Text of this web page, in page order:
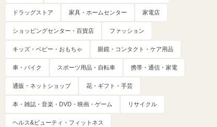
ドラッグストア 家具・ホームセンター 家電店
ショッピングセンター・百貨店 ファッション
キッズ・ベビー・おもちゃ 眼鏡・コンタクト・ケア用品
車・バイク スポーツ用品・自転車 携帯・通信・家電
通販・ネットショップ 花・ギフト・手芸
本・雑誌・音楽・DVD・映画・ゲーム リサイクル
ヘルス&ビューティ・フィットネス